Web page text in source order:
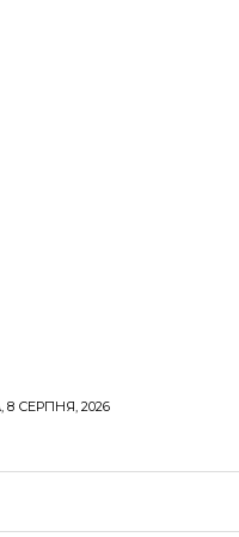
8 СЕРПНЯ, 2026